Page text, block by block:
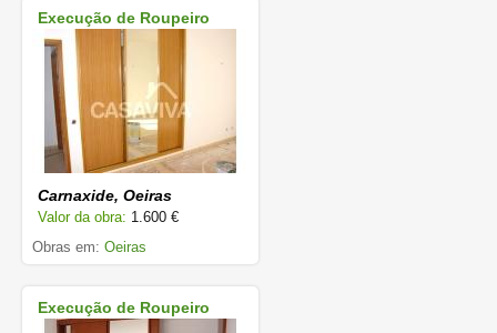
Execução de Roupeiro
Carnaxide, Oeiras
Valor da obra: 1.600 €
Obras em: Oeiras
Execução de Roupeiro